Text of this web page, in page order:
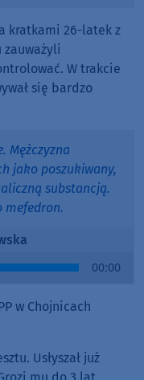
kratkami 26-latek z
zauważyli
W trakcie
się bardzo
Mężczyzna
jako poszukiwany,
substancją.
mefedron.
00:00
w Chojnicach
Usłyszał już